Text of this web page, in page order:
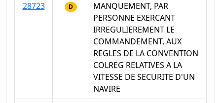
28723
D
MANQUEMENT, PAR
PERSONNE EXERCANT
IRREGULIEREMENT LE
COMMANDEMENT, AUX
REGLES DE LA CONVENTION
COLREG RELATIVES A LA
VITESSE DE SECURITE D'UN
NAVIRE